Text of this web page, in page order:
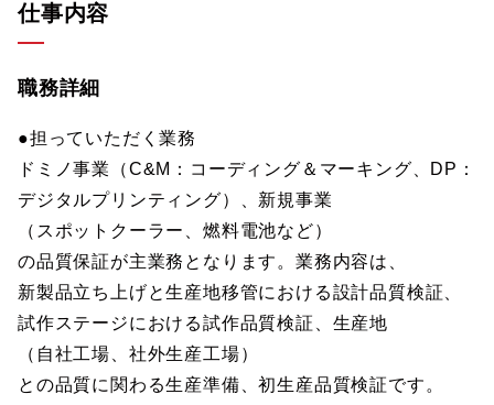
仕事内容
職務詳細
●担っていただく業務
ドミノ事業（C&M：コーディング＆マーキング、DP：
デジタルプリンティング）、新規事業
（スポットクーラー、燃料電池など）
の品質保証が主業務となります。業務内容は、
新製品立ち上げと生産地移管における設計品質検証、
試作ステージにおける試作品質検証、生産地
（自社工場、社外生産工場）
との品質に関わる生産準備、初生産品質検証です。